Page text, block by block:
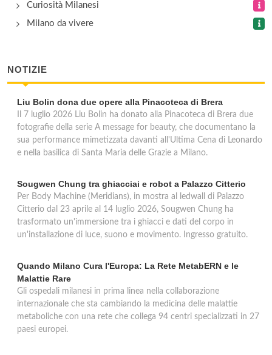
via San Alessandro 46, Milano
viale Legioni Romane 55, Milano
Sportissimo Prodesub
via Giuseppe Ripamonti 21, Milano
Curiosità Milanesi
Milano da vivere
NOTIZIE
Liu Bolin dona due opere alla Pinacoteca di Brera
Il 7 luglio 2026 Liu Bolin ha donato alla Pinacoteca di Brera due
fotografie della serie A message for beauty, che documentano la
sua performance mimetizzata davanti all'Ultima Cena di Leonardo
e nella basilica di Santa Maria delle Grazie a Milano.
Sougwen Chung tra ghiacciai e robot a Palazzo Citterio
Per Body Machine (Meridians), in mostra al ledwall di Palazzo
Citterio dal 23 aprile al 14 luglio 2026, Sougwen Chung ha
trasformato un'immersione tra i ghiacci e dati del corpo in
un'installazione di luce, suono e movimento. Ingresso gratuito.
Quando Milano Cura l'Europa: La Rete MetabERN e le
Malattie Rare
Gli ospedali milanesi in prima linea nella collaborazione
internazionale che sta cambiando la medicina delle malattie
metaboliche con una rete che collega 94 centri specializzati in 27
paesi europei.